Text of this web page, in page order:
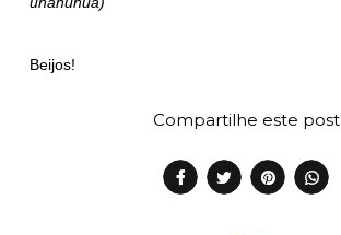
Beijos!
Compartilhe este post